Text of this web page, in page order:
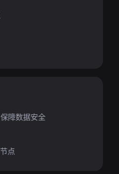
障数据安全
点